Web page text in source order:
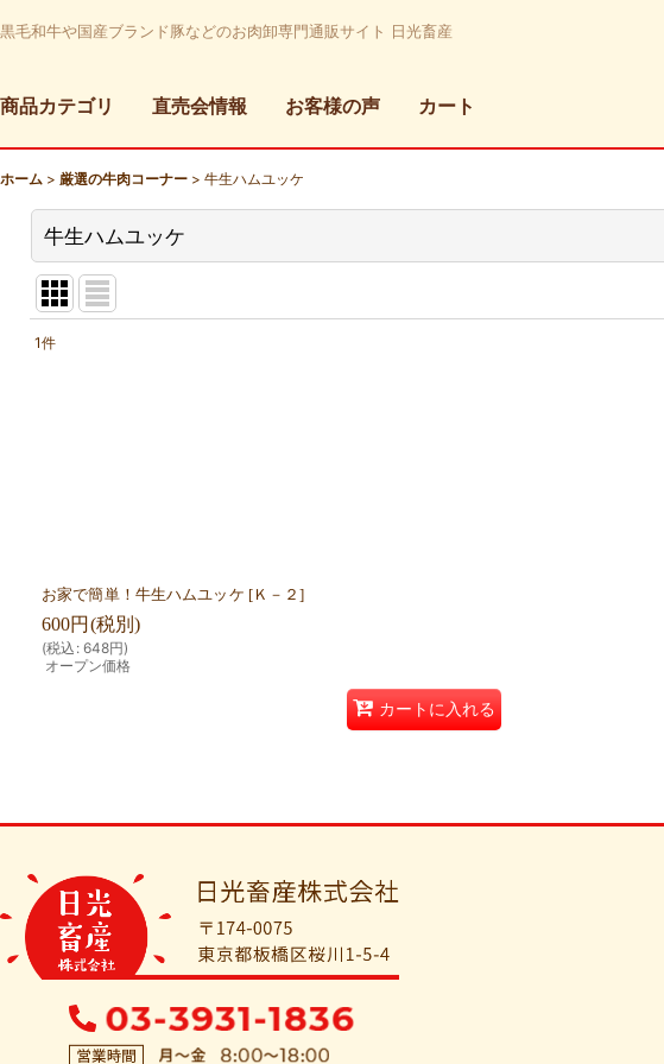
黒毛和牛や国産ブランド豚などのお肉卸専門通販サイト 日光畜産
商品カテゴリ 直売会情報 お客様の声 カート
ホーム > 厳選の牛肉コーナー > 牛生ハムユッケ
牛生ハムユッケ
1件
お家で簡単！牛生ハムユッケ [Ｋ－２]
600円 (税別)
(税込 : 648円)
オープン価格
カートに入れる